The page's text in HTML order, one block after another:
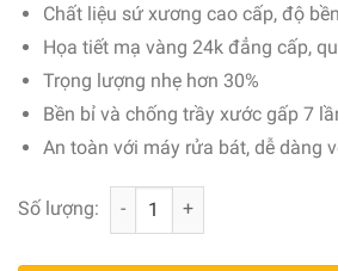
Chất liệu sứ xương cao cấp, độ
Họa tiết mạ vàng 24k đẳng cấp,
Trọng lượng nhẹ hơn 30%
Bền bỉ và chống trầy xước gấp 7
An toàn với máy rửa bát, dễ dàng
Số lượng: Cốc Trà Vành Thấp Dibbern